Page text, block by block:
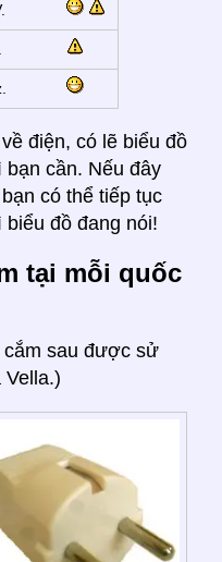
điện, có lẽ biểu đồ
cần. Nếu đây
có thể tiếp tục
đồ đang nói!
tại mỗi quốc
cắm sau được sử
Vella.)